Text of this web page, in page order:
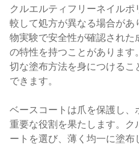
クルエルティフリーネイル
較して処方が異なる場合が
物実験で安全性が確認され
の特性を持つことがありま
切な塗布方法を身につけるこ
できます。
ベースコートは爪を保護し、
重要な役割を果たします。ク
ートを選び、薄く均一に塗布